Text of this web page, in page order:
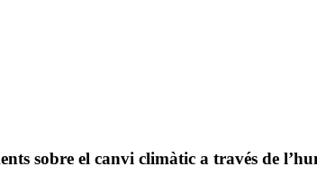
sobre el canvi climàtic a través de